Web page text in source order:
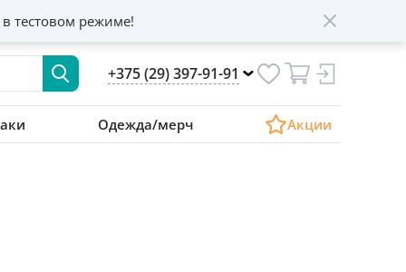
тестовом режиме!
+375 (29) 397-91-91
Одежда/мерч Акции